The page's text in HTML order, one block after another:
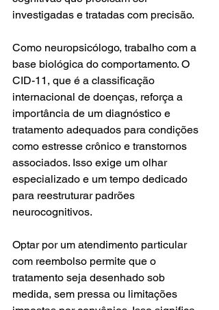
investigadas e tratadas com precisão.
Como neuropsicólogo, trabalho com a
base biológica do comportamento. O
CID-11, que é a classificação
internacional de doenças, reforça a
importância de um diagnóstico e
tratamento adequados para condições
como estresse crônico e transtornos
associados. Isso exige um olhar
especializado e um tempo dedicado
para reestruturar padrões
neurocognitivos.
Optar por um atendimento particular
com reembolso permite que o
tratamento seja desenhado sob
medida, sem pressa ou limitações